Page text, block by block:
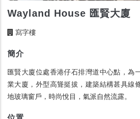
Wayland House 匯賢大廈
寫字樓
簡介
匯賢大廈位處香港仔石排灣道中心點，為
業大廈，外型高聳挺拔，建築結構甚具線
地玻璃窗戶，時尚悅目，氣派自然流露。